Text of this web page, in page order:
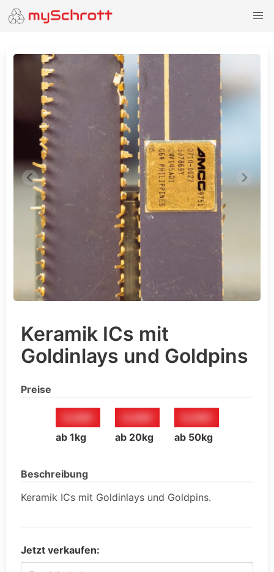
Keramik ICs mit
Goldinlays und Goldpins
Preise
ab 1kg
ab 20kg
ab 50kg
Beschreibung
Keramik ICs mit Goldinlays und Goldpins.
Jetzt verkaufen: